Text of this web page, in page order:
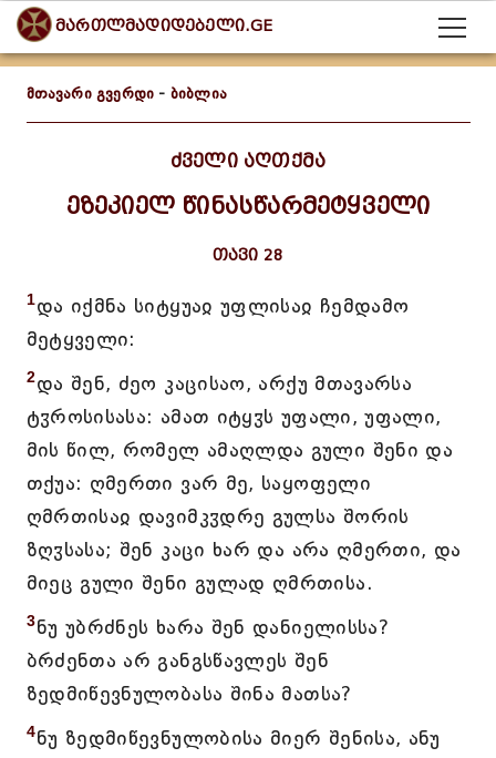
მართლმადიდებელი.GE
მთავარი გვერდი - ბიბლია
ძველი აღთქმა
ეზეკიელ წინასწარმეტყველი
თავი 28
1და იქმნა სიტყუაჲ უფლისაჲ ჩემდამო
მეტყველი:
2და შენ, ძეო კაცისაო, არქუ მთავარსა
ტჳროსისასა: ამათ იტყჳს უფალი, უფალი,
მის წილ, რომელ ამაღლდა გული შენი და
თქუა: ღმერთი ვარ მე, საყოფელი
ღმრთისაჲ დავიმკჳდრე გულსა შორის
ზღჳსასა; შენ კაცი ხარ და არა ღმერთი, და
მიეც გული შენი გულად ღმრთისა.
3ნუ უბრძნეს ხარა შენ დანიელისსა?
ბრძენთა არ განგსწავლეს შენ
ზედმიწევნულობასა შინა მათსა?
4ნუ ზედმიწევნულობისა მიერ შენისა, ანუ